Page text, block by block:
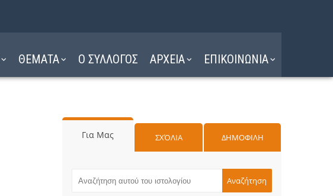
ΘΕΜΑΤΑ Ο ΣΥΛΛΟΓΟΣ ΑΡΧΕΙΑ ΕΠΙΚΟΙΝΩΝΙΑ
Για Μας ΣΧΌΛΙΑ ΔΗΜΟΦΙΛΗ